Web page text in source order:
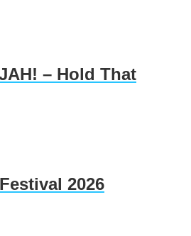
– Hold That
2026